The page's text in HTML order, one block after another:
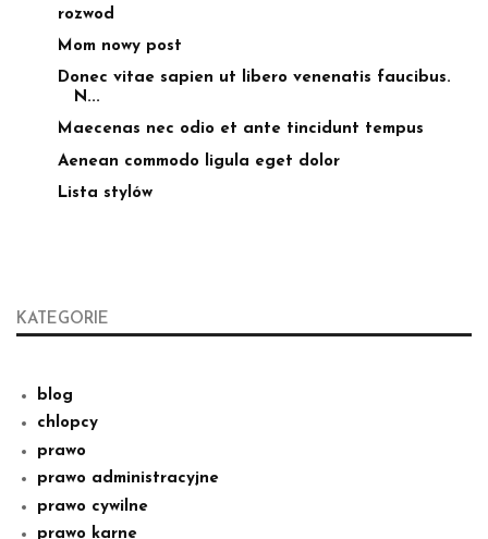
rozwod
Mom nowy post
Donec vitae sapien ut libero venenatis faucibus.
N...
Maecenas nec odio et ante tincidunt tempus
Aenean commodo ligula eget dolor
Lista stylów
KATEGORIE
blog
chlopcy
prawo
prawo administracyjne
prawo cywilne
prawo karne